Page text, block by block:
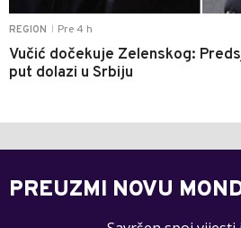
REGION Pre 4 h
Vučić dočekuje Zelenskog:
put dolazi u Srbiju
PREUZMI NOVU